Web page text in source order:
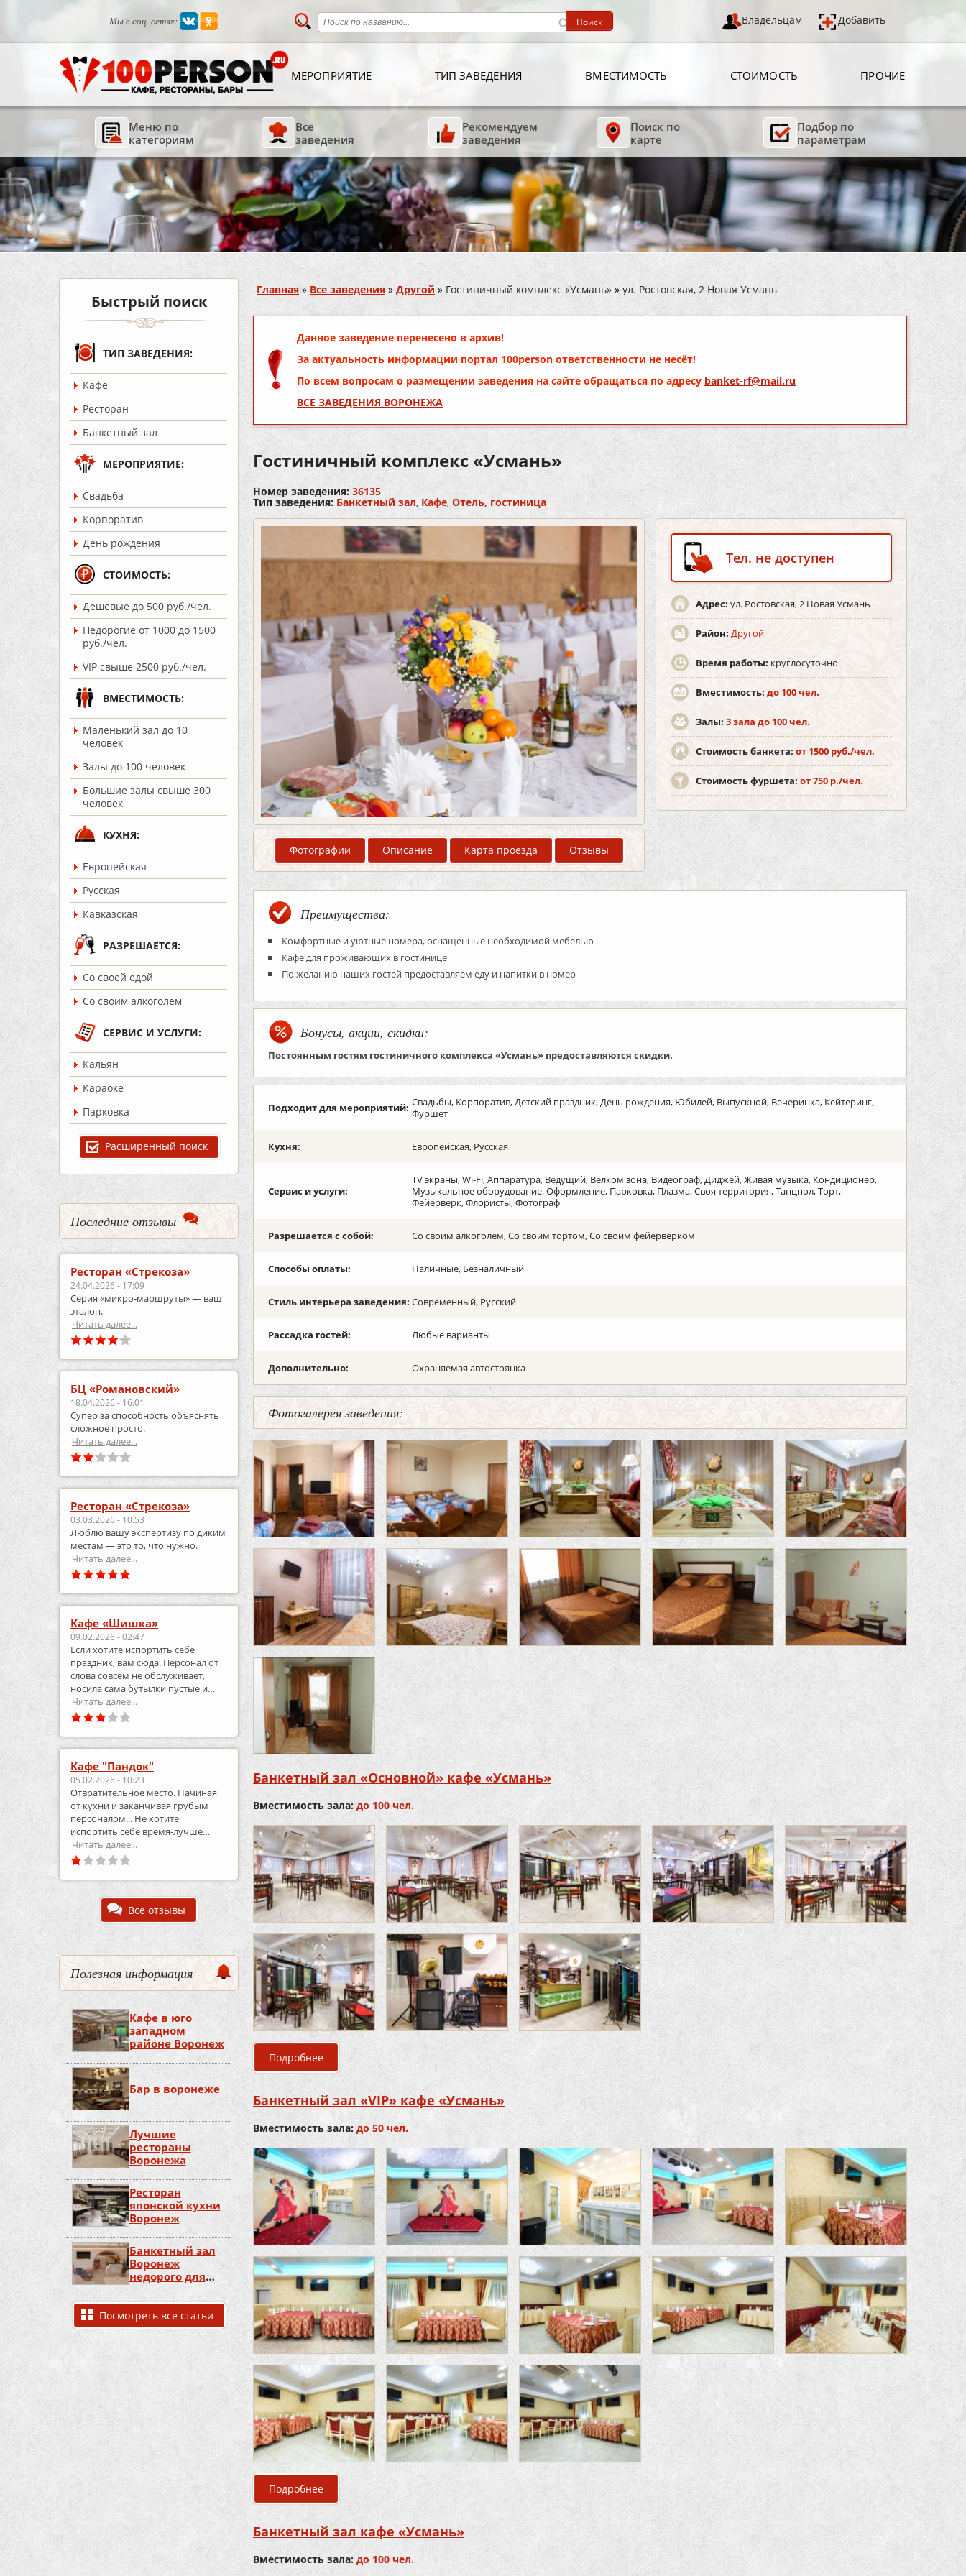
Мы в соц. сетях: Владельцам Добавить
МЕРОПРИЯТИЕ ТИП ЗАВЕДЕНИЯ ВМЕСТИМОСТЬ СТОИМОСТЬ ПРОЧИЕ
Меню по
категориям
Все
заведения
Рекомендуем
заведения
Поиск по
карте
Подбор по
параметрам
Быстрый поиск
ТИП ЗАВЕДЕНИЯ:
Кафе
Ресторан
Банкетный зал
МЕРОПРИЯТИЕ:
Cвадьба
Корпоратив
День рождения
СТОИМОСТЬ:
Дешевые до 500 руб./чел.
Недорогие от 1000 до 1500
руб./чел.
VIP свыше 2500 руб./чел.
ВМЕСТИМОСТЬ:
Маленький зал до 10
человек
Залы до 100 человек
Большие залы свыше 300
человек
КУХНЯ:
Европейская
Русская
Кавказская
РАЗРЕШАЕТСЯ:
Со своей едой
Со своим алкоголем
СЕРВИС И УСЛУГИ:
Кальян
Караоке
Парковка
Расширенный поиск
Последние отзывы
Ресторан «Стрекоза»
24.04.2026 - 17:09
Серия «микро‑маршруты» — ваш
эталон.
Читать далее...
БЦ «Романовский»
18.04.2026 - 16:01
Супер за способность объяснять
сложное просто.
Читать далее...
Ресторан «Стрекоза»
03.03.2026 - 10:53
Люблю вашу экспертизу по диким
местам — это то, что нужно.
Читать далее...
Кафе «Шишка»
09.02.2026 - 02:47
Если хотите испортить себе
праздник, вам сюда. Персонал от
слова совсем не обслуживает,
носила сама бутылки пустые и
приносила полные.
Читать далее...
Кафе "Пандок"
05.02.2026 - 10:23
Отвратительное место. Начиная
от кухни и заканчивая грубым
персоналом... Не хотите
испортить себе время-лучше
выберите что-то другое..
Читать далее...
Все отзывы
Полезная информация
Кафе в юго
западном
районе Воронеж
Бар в воронеже
Лучшие
рестораны
Воронежа
Ресторан
японской кухни
Воронеж
Банкетный зал
Воронеж
недорого для
дня рождения
Посмотреть все статьи
Вы здесь
Главная » Все заведения » Другой » Гостиничный комплекс «Усмань» » ул. Ростовская, 2 Новая Усмань
Данное заведение перенесено в архив!
За актуальность информации портал 100person ответственности не несёт!
По всем вопросам о размещении заведения на сайте обращаться по адресу banket-rf@mail.ru
ВСЕ ЗАВЕДЕНИЯ ВОРОНЕЖА
Гостиничный комплекс «Усмань»
Номер заведения: 36135
Тип заведения: Банкетный зал, Кафе, Отель, гостиница
Фотографии Описание Карта проезда Отзывы
Тел. не доступен
Адрес: ул. Ростовская, 2 Новая Усмань
Район: Другой
Время работы: круглосуточно
Вместимость: до 100 чел.
Залы: 3 зала до 100 чел.
Стоимость банкета: от 1500 руб./чел.
Стоимость фуршета: от 750 р./чел.
Преимущества:
Комфортные и уютные номера, оснащенные необходимой мебелью
Кафе для проживающих в гостинице
По желанию наших гостей предоставляем еду и напитки в номер
Бонусы, акции, скидки:
Постоянным гостям гостиничного комплекса «Усмань» предоставляются скидки.
Подходит для мероприятий: Свадьбы, Корпоратив, Детский праздник, День рождения, Юбилей, Выпускной, Вечеринка, Кейтеринг,
Фуршет
Кухня: Европейская, Русская
Сервис и услуги:
TV экраны, Wi-Fi, Аппаратура, Ведущий, Велком зона, Видеограф, Диджей, Живая музыка, Кондиционер,
Музыкальное оборудование, Оформление, Парковка, Плазма, Своя территория, Танцпол, Торт,
Фейерверк, Флористы, Фотограф
Разрешается с собой: Со своим алкоголем, Со своим тортом, Со своим фейерверком
Способы оплаты: Наличные, Безналичный
Стиль интерьера заведения: Современный, Русский
Рассадка гостей: Любые варианты
Дополнительно: Охраняемая автостоянка
Фотогалерея заведения:
Банкетный зал «Основной» кафе «Усмань»
Вместимость зала: до 100 чел.
Подробнее о Банкетный зал «Основной» кафе «Усмань»
Банкетный зал «VIP» кафе «Усмань»
Вместимость зала:до 50 чел.
Подробнее о Банкетный зал «VIP» кафе «Усмань»
Банкетный зал кафе «Усмань»
Вместимость зала: до 100 чел.